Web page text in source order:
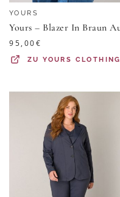
YOURS
95,00€
ZUYOURS CLOTHING